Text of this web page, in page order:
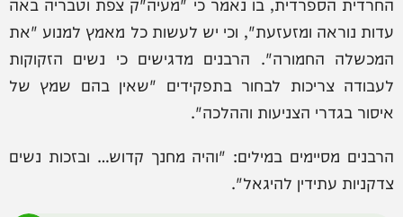
עדות נוראה ומזעזעת", וכי יש לעשות כל מאמץ למנוע "את
המכשלה החמורה". הרבנים מדגישים כי נשים הזקוקות
לעבודה צריכות לבחור בתפקידים "שאין בהם שמץ של
איסור בגדרי הצניעות וההלכה".
הרבנים מסיימים במילים: "והיה מחנך קדוש… ובזכות נשים
צדקניות עתידין להיגאל".